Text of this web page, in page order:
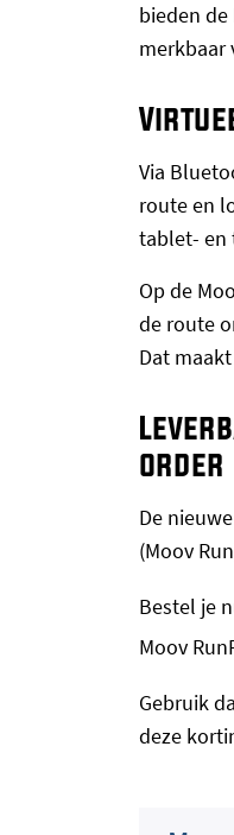
bieden de
merkbaar
Via
route en
tablet- en
Op de
de route
Dat
order
De
(Moov
Bestel je
Moov
Gebruik
deze